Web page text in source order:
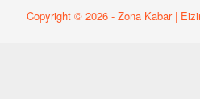
Copyright © 2026 - Zona Kabar |